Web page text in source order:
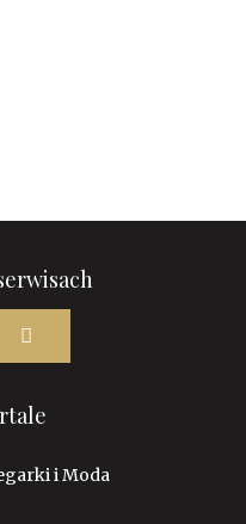
i Moda